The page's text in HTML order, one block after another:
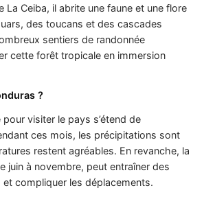
La Ceiba, il abrite une faune et une flore
des toucans et des cascades
sentiers de randonnée
cette forêt tropicale en immersion
?
visiter le pays s’étend de
ces mois, les précipitations sont
restent agréables. En revanche, la
juin à novembre, peut entraîner des
compliquer les déplacements.